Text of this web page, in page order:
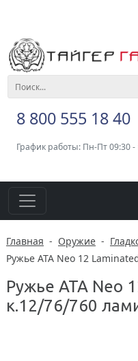
8 800 555 18 40
График работы: Пн-Пт 09:30 -
Главная - Оружие -
Ружье ATA Neo 12
Ружье ATA Neo
к.12/76/760